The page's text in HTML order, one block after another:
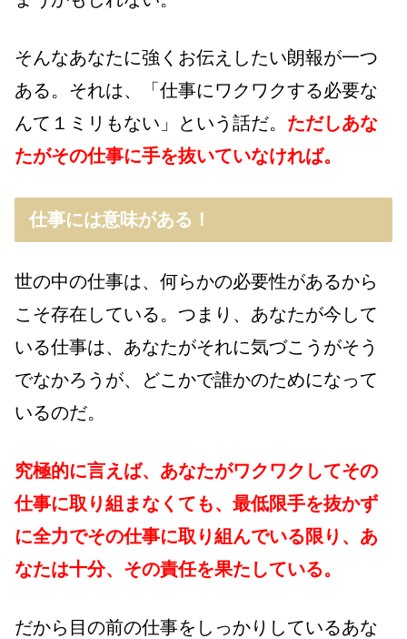
そんなあなたに強くお伝えしたい朗報が一つ
ある。それは、「仕事にワクワクする必要な
んて１ミリもない」という話だ。 ただしあな
たがその仕事に手を抜いていなければ。
仕事には意味がある！
世の中の仕事は、何らかの必要性があるから
こそ存在している。つまり、あなたが今して
いる仕事は、あなたがそれに気づこうがそう
でなかろうが、どこかで誰かのためになって
いるのだ。
究極的に言えば、あなたがワクワクしてその
仕事に取り組まなくても、最低限手を抜かず
に全力でその仕事に取り組んでいる限り、あ
なたは十分、その責任を果たしている。
だから目の前の仕事をしっかりしているあな